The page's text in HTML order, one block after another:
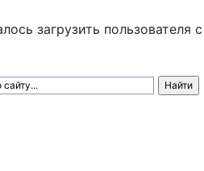
загрузить пользователя с